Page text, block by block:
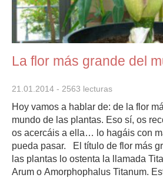
La flor más grande del
21.01.2014 - 2563 lecturas
Hoy vamos a hablar de: de la flor
mundo de las plantas. Eso sí, os
os acercáis a ella… lo hagáis con
pueda pasar. El título de flor más
las plantas lo ostenta la llamada
Arum o Amorphophalus Titanum.